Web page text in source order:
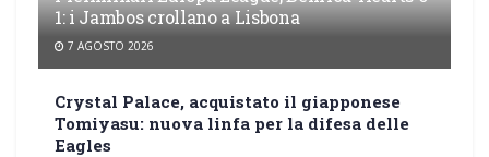
1: i Jambos crollano a Lisbona
7 AGOSTO 2026
Crystal Palace, acquistato il giapponese
Tomiyasu: nuova linfa per la difesa delle
Eagles